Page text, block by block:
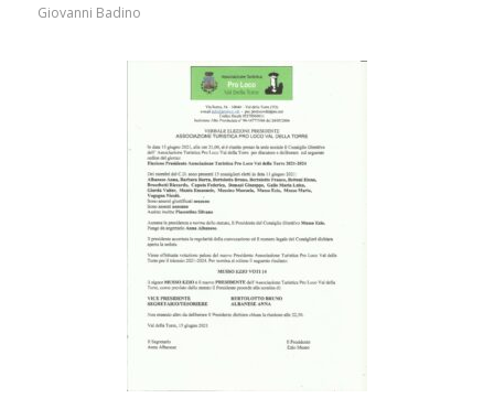
Giovanni Badino